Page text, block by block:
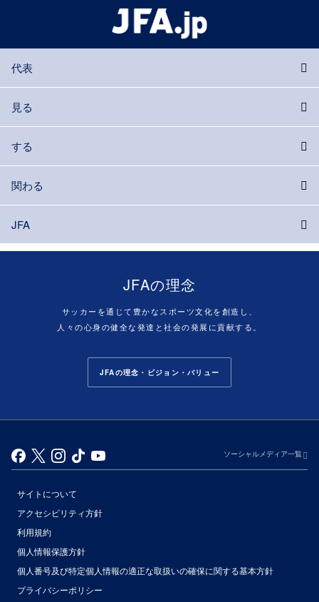
代表
見る
する
関わる
JFA
JFAの理念
サッカーを通じて豊かなスポーツ文化を創造し、
人々の心身の健全な発達と社会の発展に貢献する。
JFAの理念・ビジョン・バリュー
ソーシャルメディア一覧
サイトについて
アクセシビリティ方針
利用規約
個人情報保護方針
個人番号及び特定個人情報の適正な取扱いの確保に関する基本方針
プライバシーポリシー